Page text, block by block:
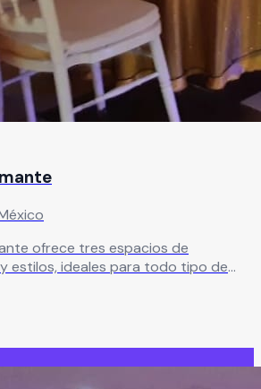
ofrece tres espacios de
estilos, ideales para todo tipo de
zona de fumar y
dispone de paquetes todo
costo.